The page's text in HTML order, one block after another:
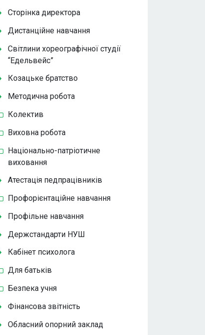
Сторінка директора
Дистанційне навчання
Світлини хореографічної студії
“Едельвейс”
Козацьке братство
Методична робота
Колектив
Виховна робота
Національно-патріотичне
виховання
Атестація педпрацівників
Профорієнтаційне навчання
Профільне навчання
Держстандарти НУШ
Кабінет психолога
Для батьків
Безпека учня
Фінансова звітність
Обласний опорний заклад